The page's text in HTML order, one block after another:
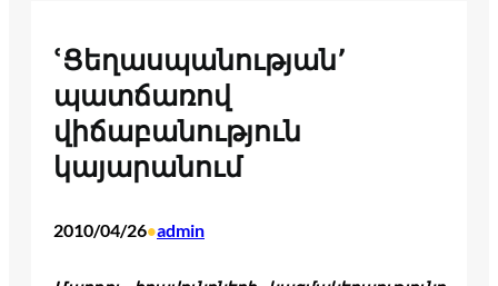
ՙՑեղասպանության՚
պատճառով
վիճաբանություն
կայարանում
2010/04/26•admin